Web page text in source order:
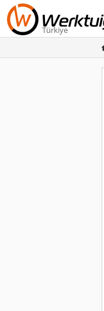
Türkiye